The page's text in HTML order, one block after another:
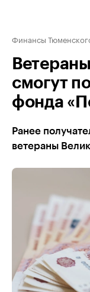
Финансы
смогут
фонда
Ранее
ветераны